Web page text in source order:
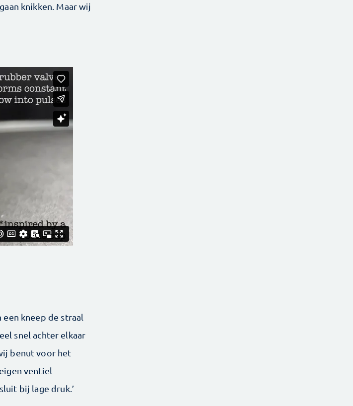
knikken. Maar wij
kneep de straal
snel achter elkaar
benut voor het
ventiel
bij lage druk.’